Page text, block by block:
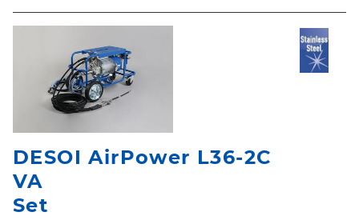
DESOI AirPower L36-2C
VA
Set